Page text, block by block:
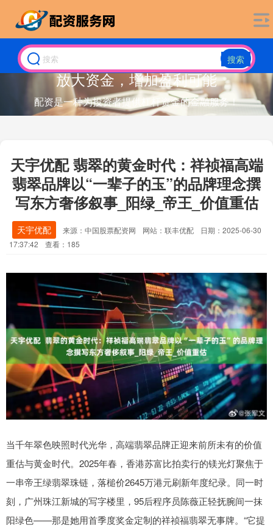
搜索
放大资金，增加盈利可能
配资是一种为投资者提供杠杆资金的金融服务！
天宇优配 翡翠的黄金时代：祥祯福高端
翡翠品牌以“一辈子的玉”的品牌理念撰
写东方奢侈叙事_阳绿_帝王_价值重估
天宇优配 来源：中国股票配资网 网站：联丰优配
日期：2025-06-30
17:37:42
查看：185
当千年翠色映照时代光华，高端翡翠品牌正迎来前所未有的价值
重估与黄金时代。2025年春，香港苏富比拍卖行的镁光灯聚焦于
一串帝王绿翡翠珠链，落槌价2645万港元刷新年度纪录。同一时
刻，广州珠江新城的写字楼里，95后程序员陈薇正轻抚腕间一抹
阳绿色——那是她用首季度奖金定制的祥祯福翡翠无事牌。“它提